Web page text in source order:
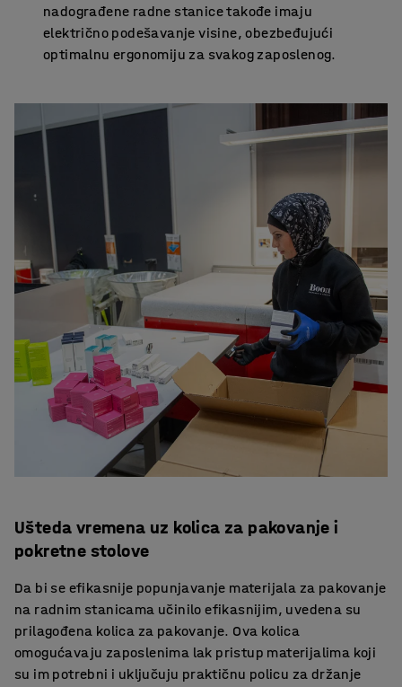
nadograđene radne stanice takođe imaju
električno podešavanje visine, obezbeđujući
optimalnu ergonomiju za svakog zaposlenog.
Ušteda vremena uz kolica za pakovanje i
pokretne stolove
Da bi se efikasnije popunjavanje materijala za pakovanje
na radnim stanicama učinilo efikasnijim, uvedena su
prilagođena kolica za pakovanje. Ova kolica
omogućavaju zaposlenima lak pristup materijalima koji
su im potrebni i uključuju praktičnu policu za držanje